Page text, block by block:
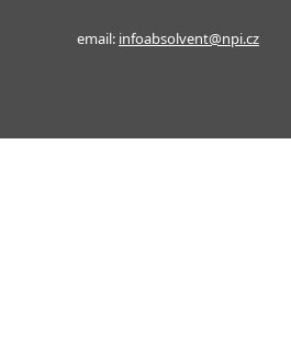
email: infoabsolvent@npi.cz